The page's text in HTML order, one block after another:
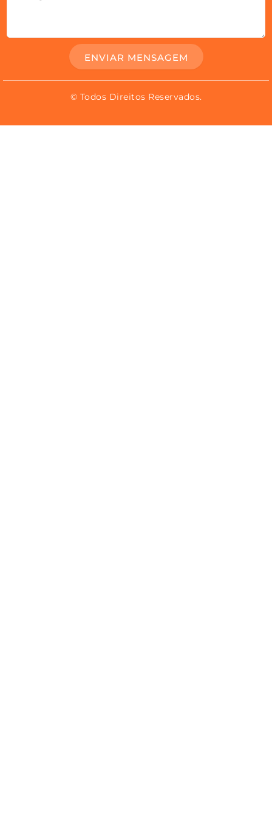
ENVIAR MENSAGEM
© Todos Direitos Reservados.